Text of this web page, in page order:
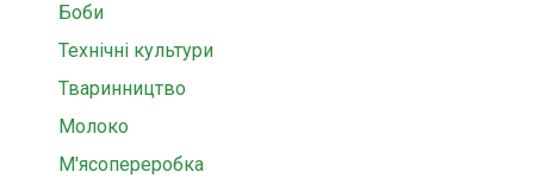
Боби
Технічні культури
Тваринництво
Молоко
М'ясопереробка